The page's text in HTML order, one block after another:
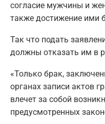
согласие мужчины и
также достижение ими
Так что подать
должны отказать им в
«Только брак,
органах записи актов
влечет за собой
предусмотренных